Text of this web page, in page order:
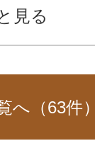
見る
へ（63件